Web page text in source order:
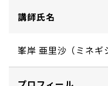
講師氏名
峯岸 亜里沙（ミネギ